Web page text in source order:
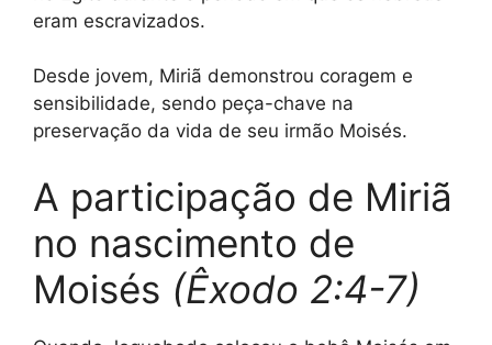
eram escravizados.
Desde jovem, Miriã demonstrou coragem e
sensibilidade, sendo peça-chave na
preservação da vida de seu irmão Moisés.
A participação de Miriã
no nascimento de
Moisés (Êxodo 2:4-7)